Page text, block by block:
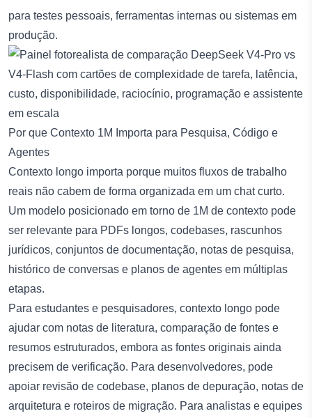
para testes pessoais, ferramentas internas ou sistemas em
produção.
Por que Contexto 1M Importa para Pesquisa, Código e
Agentes
Contexto longo importa porque muitos fluxos de trabalho
reais não cabem de forma organizada em um chat curto.
Um modelo posicionado em torno de 1M de contexto pode
ser relevante para PDFs longos, codebases, rascunhos
jurídicos, conjuntos de documentação, notas de pesquisa,
histórico de conversas e planos de agentes em múltiplas
etapas.
Para estudantes e pesquisadores, contexto longo pode
ajudar com notas de literatura, comparação de fontes e
resumos estruturados, embora as fontes originais ainda
precisem de verificação. Para desenvolvedores, pode
apoiar revisão de codebase, planos de depuração, notas de
arquitetura e roteiros de migração. Para analistas e equipes